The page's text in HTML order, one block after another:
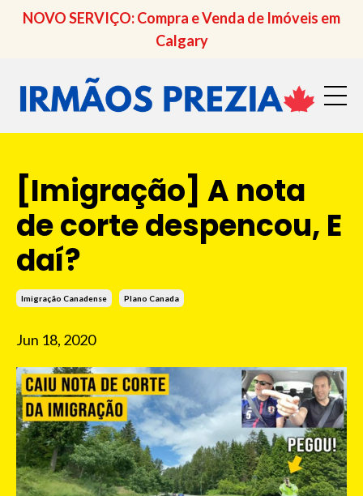
NOVO SERVIÇO: Compra e Venda de Imóveis em
Calgary
[Imigração] A nota
de corte despencou, E
daí?
Imigração Canadense Plano Canada
Jun 18, 2020